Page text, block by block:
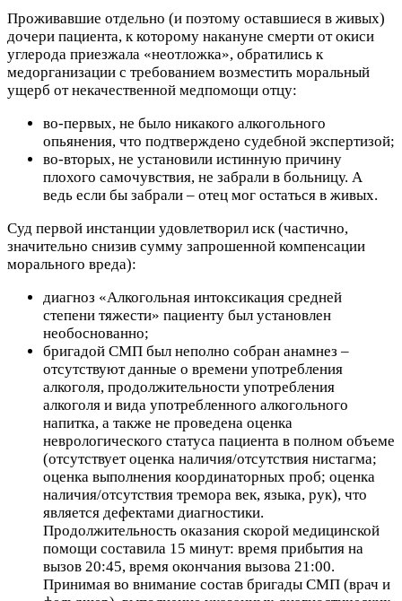
Проживавшие отдельно (и поэтому оставшиеся в живых)
дочери пациента, к которому накануне смерти от окиси
углерода приезжала «неотложка», обратились к
медорганизации с требованием возместить моральный
ущерб от некачественной медпомощи отцу:
во-первых, не было никакого алкогольного
опьянения, что подтверждено судебной экспертизой;
во-вторых, не установили истинную причину
плохого самочувствия, не забрали в больницу. А
ведь если бы забрали – отец мог остаться в живых.
Суд первой инстанции удовлетворил иск (частично,
значительно снизив сумму запрошенной компенсации
морального вреда):
диагноз «Алкогольная интоксикация средней
степени тяжести» пациенту был установлен
необоснованно;
бригадой СМП был неполно собран анамнез –
отсутствуют данные о времени употребления
алкоголя, продолжительности употребления
алкоголя и вида употребленного алкогольного
напитка, а также не проведена оценка
неврологического статуса пациента в полном объеме
(отсутствует оценка наличия/отсутствия нистагма;
оценка выполнения координаторных проб; оценка
наличия/отсутствия тремора век, языка, рук), что
является дефектами диагностики.
Продолжительность оказания скорой медицинской
помощи составила 15 минут: время прибытия на
вызов 20:45, время окончания вызова 21:00.
Принимая во внимание состав бригады СМП (врач и